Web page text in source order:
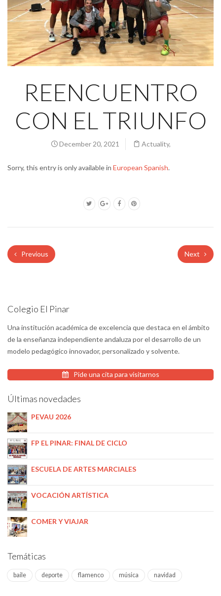
REENCUENTRO
CON EL TRIUNFO
December 20, 2021 Actuality,
Sorry, this entry is only available in European Spanish.
Previous Next
Colegio El Pinar
Una institución académica de excelencia que destaca en el ámbito
de la enseñanza independiente andaluza por el desarrollo de un
modelo pedagógico innovador, personalizado y solvente.
Pide una cita para visitarnos
Últimas novedades
PEVAU 2026
FP EL PINAR: FINAL DE CICLO
ESCUELA DE ARTES MARCIALES
VOCACIÓN ARTÍSTICA
COMER Y VIAJAR
Temáticas
baile deporte flamenco música navidad